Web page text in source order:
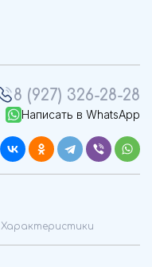
8 (927) 326-28-28
Написать в WhatsApp
Характеристики